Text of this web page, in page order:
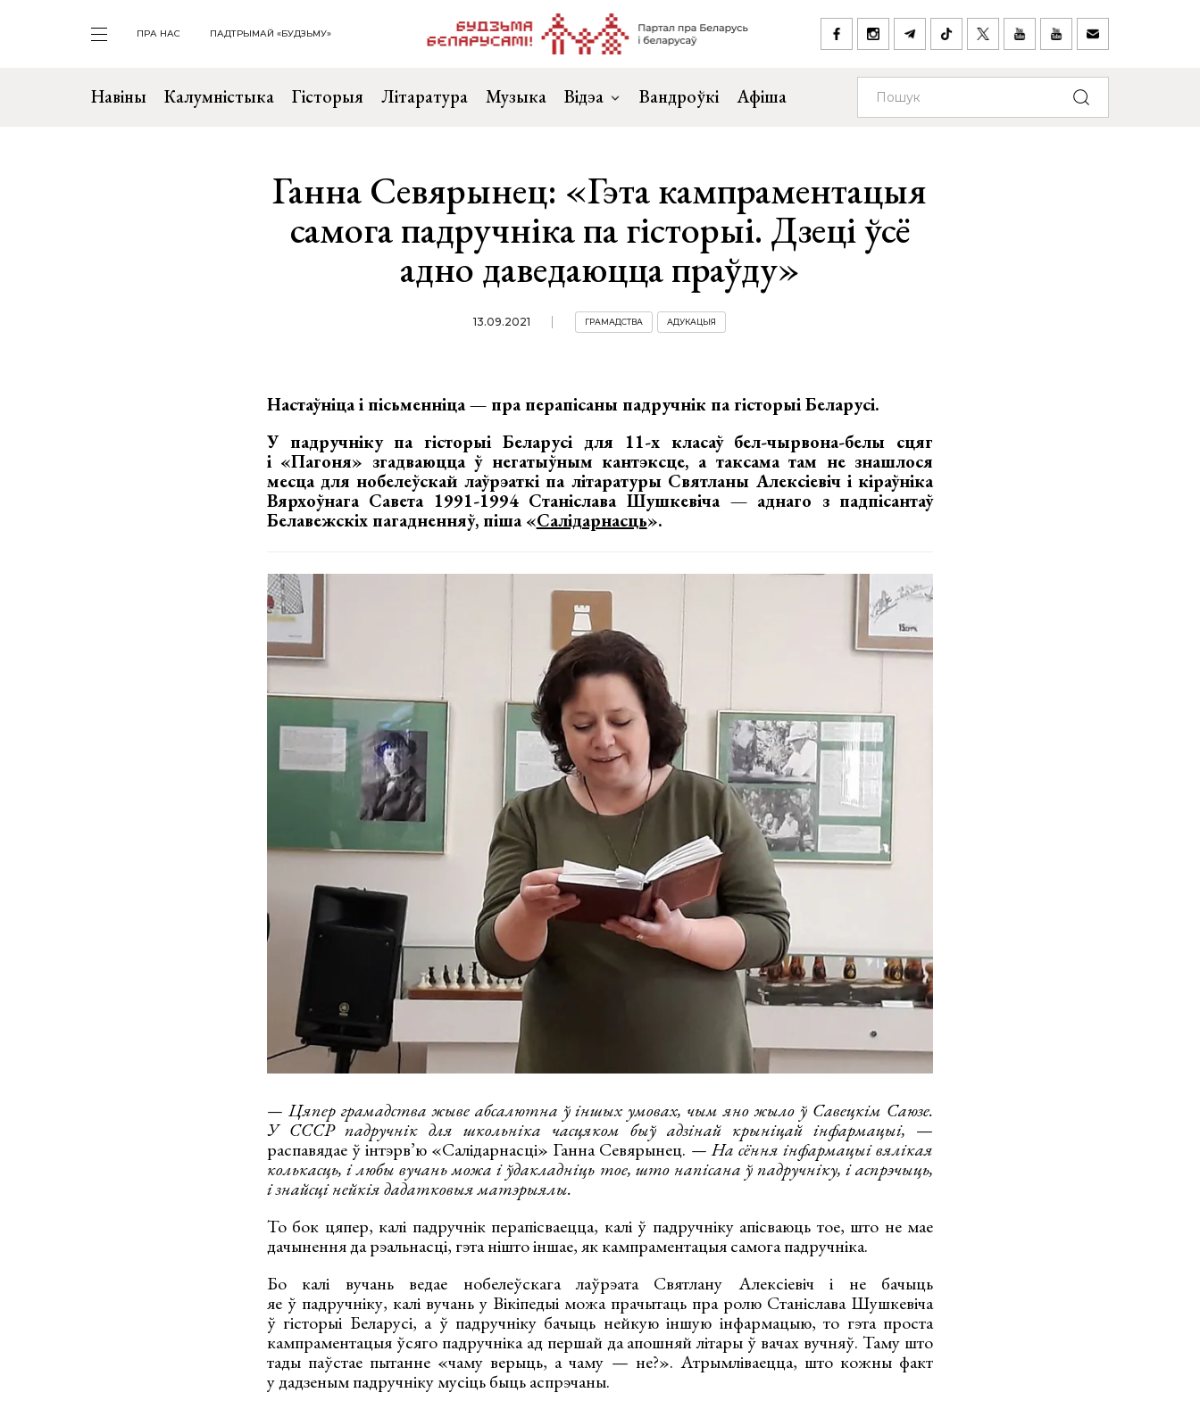
ПРА НАС ПАДТРЫМАЙ «БУДЗЬМУ»
Навіны Калумністыка Гісторыя Літаратура Музыка Відэа Вандроўкі Афіша
Ганна Севярынец: «Гэта кампраментацыя
самога падручніка па гісторыі. Дзеці ўсё
адно даведаюцца праўду»
13.09.2021 ГРАМАДСТВА АДУКАЦЫЯ
Настаўніца і пісьменніца — пра перапісаны падручнік па гісторыі Беларусі.
У падручніку па гісторыі Беларусі для 11-х класаў бел-чырвона-белы сцяг
і «Пагоня» згадваюцца ў негатыўным кантэксце, а таксама там не знашлося
месца для нобелеўскай лаўрэаткі па літаратуры Святланы Алексіевіч і кіраўніка
Вярхоўнага Савета 1991-1994 Станіслава Шушкевіча — аднаго з падпісантаў
Белавежскіх пагадненняў, піша «Салідарнасць».
— Цяпер грамадства жыве абсалютна ў іншых умовах, чым яно жыло ў Савецкім Саюзе.
У СССР падручнік для школьніка часцяком быў адзінай крыніцай інфармацыі, —
распавядае ў інтэрв’ю «Салідарнасці» Ганна Севярынец. — На сёння інфармацыі вялікая
колькасць, і любы вучань можа і ўдакладніць тое, што напісана ў падручніку, і аспрэчыць,
і знайсці нейкія дадатковыя матэрыялы.
То бок цяпер, калі падручнік перапісваецца, калі ў падручніку апісваюць тое, што не мае
дачынення да рэальнасці, гэта нішто іншае, як кампраментацыя самога падручніка.
Бо калі вучань ведае нобелеўскага лаўрэата Святлану Алексіевіч і не бачыць
яе ў падручніку, калі вучань у Вікіпедыі можа прачытаць пра ролю Станіслава Шушкевіча
ў гісторыі Беларусі, а ў падручніку бачыць нейкую іншую інфармацыю, то гэта проста
кампраментацыя ўсяго падручніка ад першай да апошняй літары ў вачах вучняў. Таму што
тады паўстае пытанне «чаму верыць, а чаму — не?». Атрымліваецца, што кожны факт
у дадзеным падручніку мусіць быць аспрэчаны.